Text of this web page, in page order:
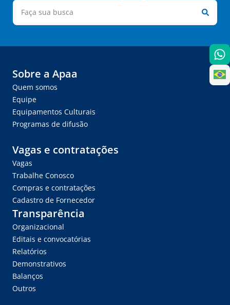
Sobre a Apaa
Quem somos
Equipe
Equipamentos Culturais
Programas de difusão
Vagas e contratações
Vagas
Trabalhe Conosco
Compras e contratações
Cadastro de Fornecedor
Transparência
Organizacional
Editais e convocatórias
Relatórios
Demonstrativos
Balanços
Outros